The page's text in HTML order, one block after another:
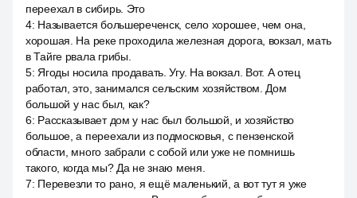
переехал в сибирь. Это
4: Называется большереченск, село хорошее, чем она,
хорошая. На реке проходила железная дорога, вокзал, мать
в Тайге рвала грибы.
5: Ягоды носила продавать. Угу. На вокзал. Вот. А отец
работал, это, занимался сельским хозяйством. Дом
большой у нас был, как?
6: Рассказывает дом у нас был большой, и хозяйство
большое, а переехали из подмосковья, с пензенской
области, много забрали с собой или уже не помнишь
такого, когда мы? Да не знаю меня.
7: Перевезли то рано, я ещё маленький, а вот тут я уже